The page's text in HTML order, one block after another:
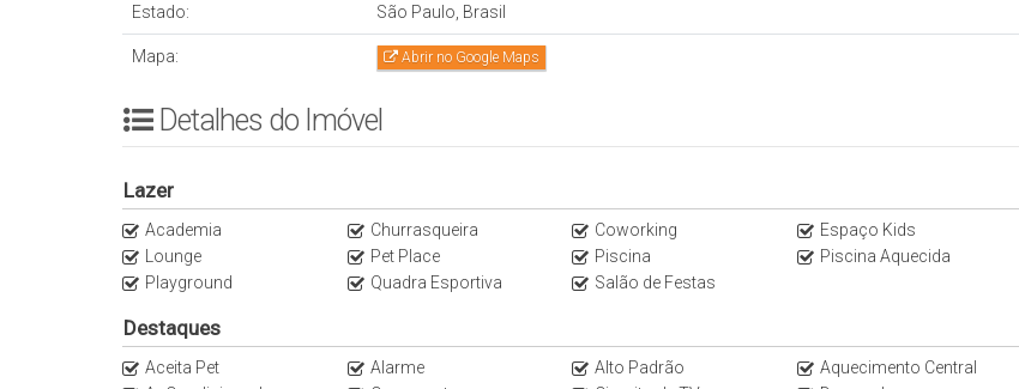
Estado: São Paulo, Brasil
Mapa: Abrir no Google Maps
Detalhes do Imóvel
Lazer
Academia Churrasqueira Coworking
Espaço Kids
Lounge
Pet Place Piscina
Piscina Aquecida
Playground
Quadra Esportiva Salão de Festas
Destaques
Aceita Pet Alarme Alto Padrão
Aquecimento Central